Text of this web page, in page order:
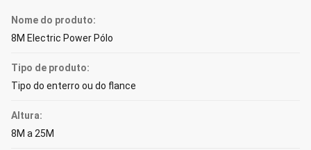
Nome do produto:
8M Electric Power Pólo
Tipo de produto:
Tipo do enterro ou do flance
Altura:
8M a 25M